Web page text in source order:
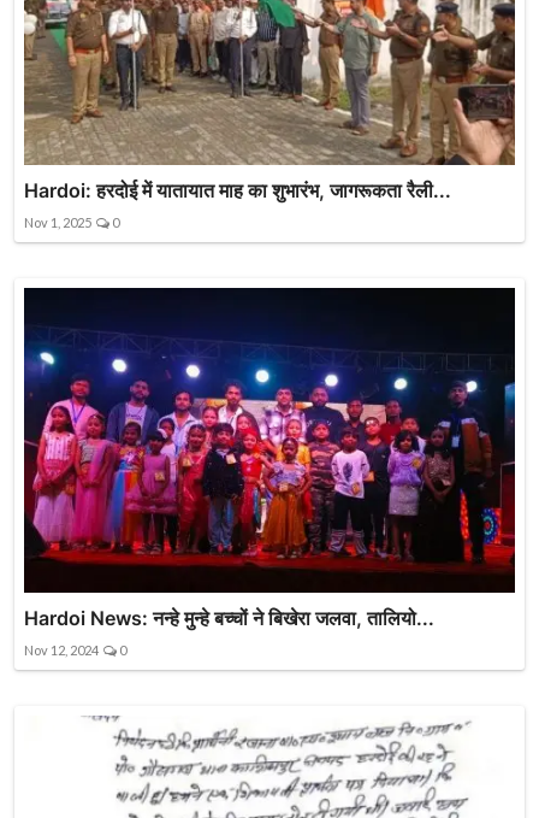
Hardoi: हरदोई में यातायात माह का शुभारंभ, जागरूकता रैली...
Nov 1, 2025 0
Hardoi News: नन्हे मुन्हे बच्चों ने बिखेरा जलवा, तालियो...
Nov 12, 2024 0